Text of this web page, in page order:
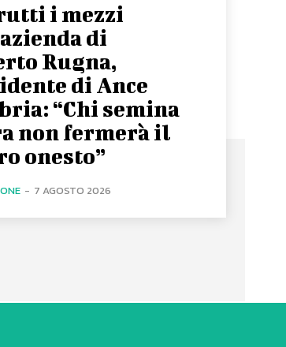
i mezzi
di
Rugna,
di Ance
“Chi semina
non fermerà il
onesto”
- 7 AGOSTO 2026